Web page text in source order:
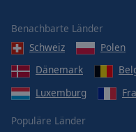
Benachbarte Länder
Schweiz
Polen
Dänemark
Luxemburg
Populäre Länder